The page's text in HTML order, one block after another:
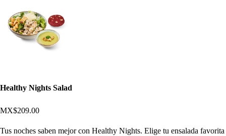
Healthy Nights Salad
MX$209.00
Tus noches saben mejor con Healthy Nights. Elige tu ensalada favorita